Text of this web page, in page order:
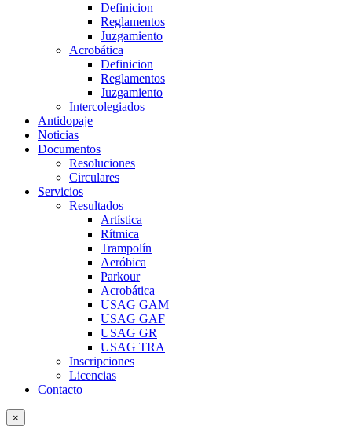
Definicion
Reglamentos
Juzgamiento
Acrobática
Definicion
Reglamentos
Juzgamiento
Intercolegiados
Antidopaje
Noticias
Documentos
Resoluciones
Circulares
Servicios
Resultados
Artística
Rítmica
Trampolín
Aeróbica
Parkour
Acrobática
USAG GAM
USAG GAF
USAG GR
USAG TRA
Inscripciones
Licencias
Contacto
×